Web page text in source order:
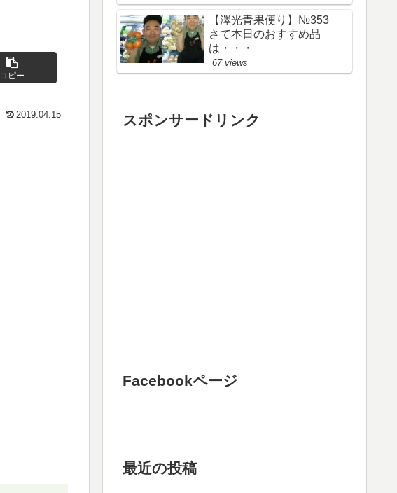
コピー
2019.04.15
【澤光青果便り】№353
さて本日のおすすめ品
は・・・
67 views
スポンサードリンク
Facebookページ
最近の投稿